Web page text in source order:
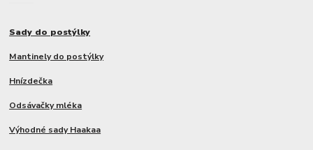
Sady do postýlky
Mantinely do postýlky
Hnízdečka
Odsávačky mléka
Výhodné sady Haakaa